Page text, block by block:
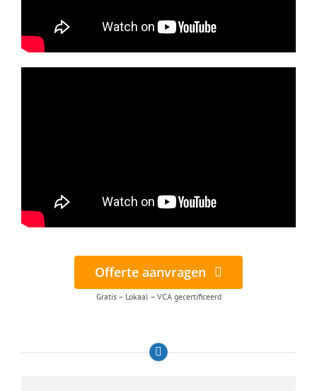
Offerte aanvragen
Gratis – Lokaal – VCA gecertificeerd